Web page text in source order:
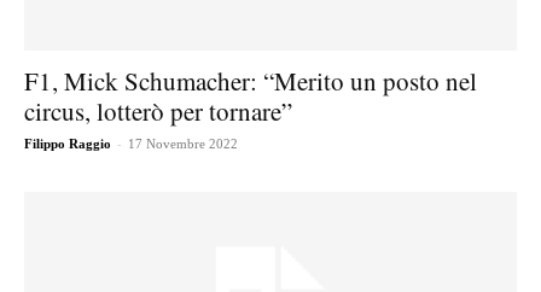
F1, Mick Schumacher: “Merito un posto nel
circus, lotterò per tornare”
Filippo Raggio - 17 Novembre 2022